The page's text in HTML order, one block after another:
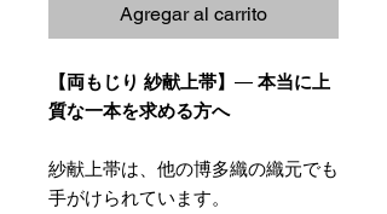
Agregar al carrito
【両もじり 紗献上帯】 — 本当に上
質な一本を求める方へ
紗献上帯は、他の博多織の織元でも
手がけられています。